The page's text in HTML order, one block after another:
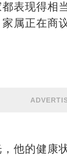
表现得相
属正在商
他的健康